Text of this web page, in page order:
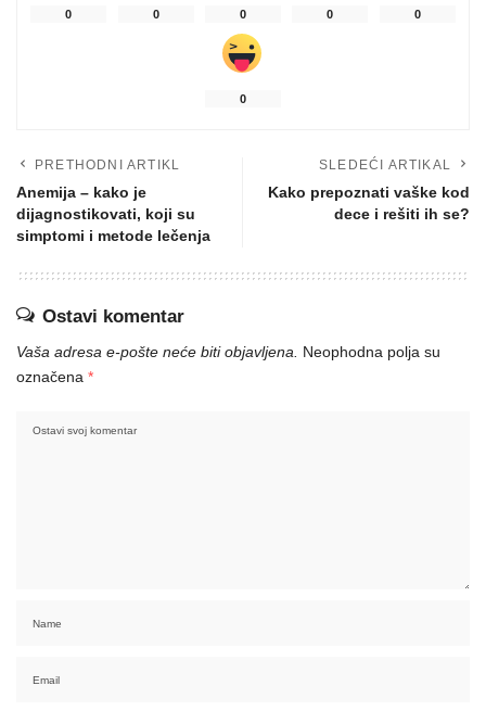
0 0 0 0 0
0
PRETHODNI ARTIKL
Anemija – kako je
dijagnostikovati, koji su
simptomi i metode lečenja
SLEDEĆI ARTIKAL
Kako prepoznati vaške kod
dece i rešiti ih se?
Ostavi komentar
Vaša adresa e-pošte neće biti objavljena. Neophodna polja su
označena *